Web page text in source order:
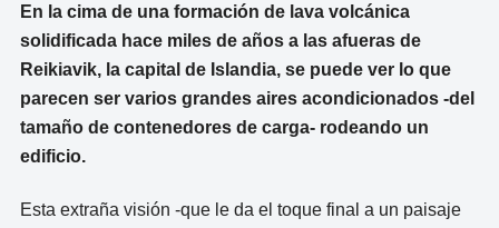
En la cima de una formación de lava volcánica
solidificada hace miles de años a las afueras de
Reikiavik, la capital de Islandia, se puede ver lo que
parecen ser varios grandes aires acondicionados -del
tamaño de contenedores de carga- rodeando un
edificio.
Esta extraña visión -que le da el toque final a un paisaje